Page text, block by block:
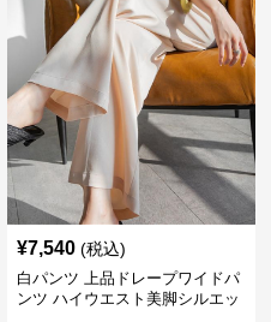
¥7,540 (税込)
白パンツ 上品ドレープワイドパ
ンツ ハイウエスト美脚シルエッ